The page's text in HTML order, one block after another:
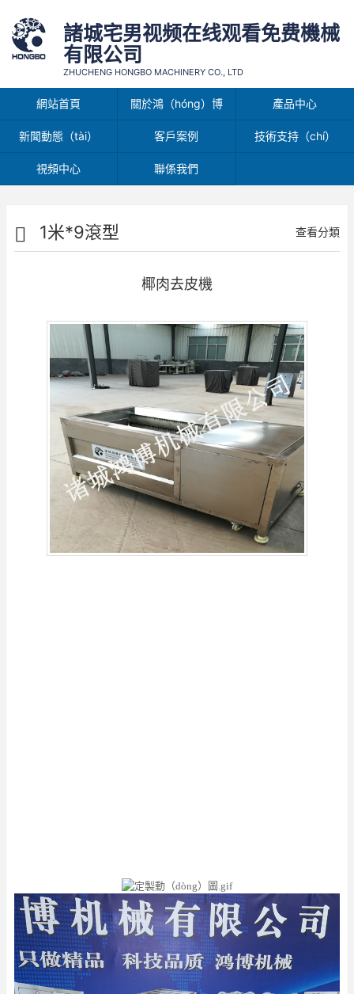
諸城宅男视频在线观看免费機械
有限公司
ZHUCHENG HONGBO MACHINERY CO., LTD
網站首頁 關於鴻（hóng）博 產品中心
新聞動態（tài） 客戶案例 技術支持（chí）
視頻中心 聯係我們
1米*9滾型 查看分類
椰肉去皮機